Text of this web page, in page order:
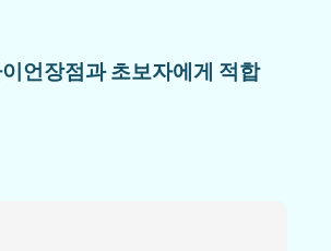
언장점과 초보자에게 적합